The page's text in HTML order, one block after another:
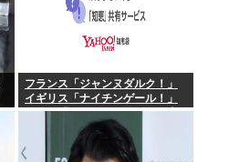
フランス「ジャンヌダルク！」
イギリス「ナイチンゲール！」
インド「マザーテレサ！」日本